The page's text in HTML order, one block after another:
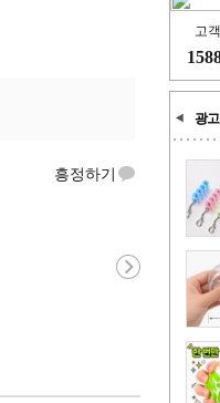
고
광고
흥정하기